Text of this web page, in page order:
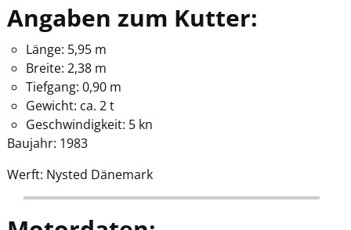
Angaben zum Kutter:
Länge: 5,95 m
Breite: 2,38 m
Tiefgang: 0,90 m
Gewicht: ca. 2 t
Geschwindigkeit: 5 kn
Baujahr: 1983
Werft: Nysted Dänemark